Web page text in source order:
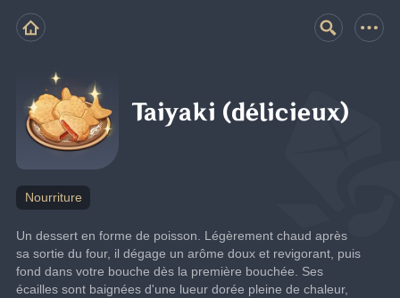
Taiyaki (délicieux)
Nourriture
Un dessert en forme de poisson. Légèrement chaud après
sa sortie du four, il dégage un arôme doux et revigorant, puis
fond dans votre bouche dès la première bouchée. Ses
écailles sont baignées d'une lueur dorée pleine de chaleur,